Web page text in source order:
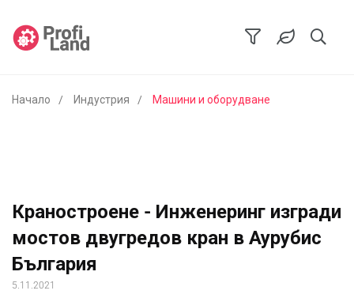
Начало Индустрия Машини и оборудване
Краностроене - Инженеринг изгради
мостов двугредов кран в Аурубис
България
5.11.2021